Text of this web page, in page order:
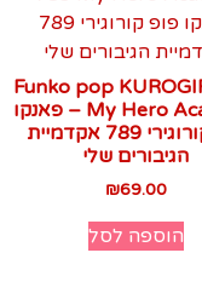
Funko pop
My Hero Academy – פאנקו
פופ קורוגירי 789 אקדמיית
הגיבורים שלי
₪69.00
הוספה לסל